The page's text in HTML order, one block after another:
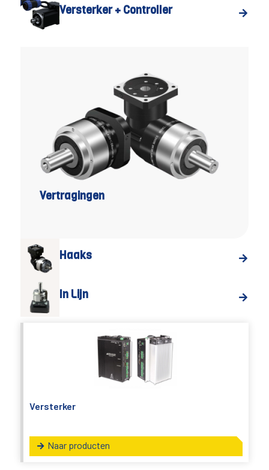
Versterker + Controller
Vertragingen
Haaks
In Lijn
Versterker
Naar producten